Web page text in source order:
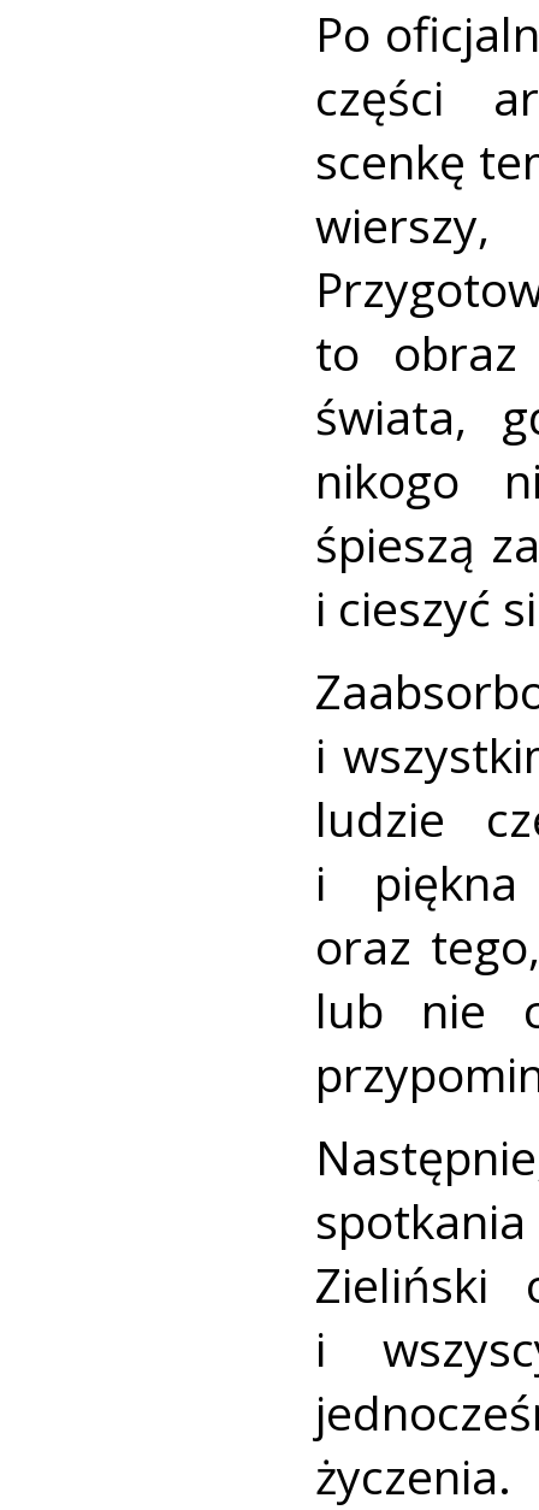
Po
części
scenkę
to obraz
świata,
nikogo
śpieszą
i cieszyć
i
ludzie
i piękna
oraz
lub nie
Zieliński
i
życzenia.